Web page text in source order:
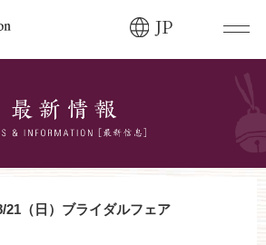
JP
166-088
21（日）ブライダルフェア